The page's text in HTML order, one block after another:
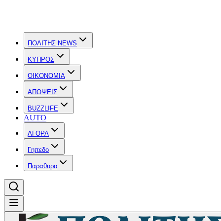
ΠΟΛΙΤΗΣ NEWS
ΚΥΠΡΟΣ
OIKONOMIA
ΑΠΟΨΕΙΣ
BUZZLIFE
AUTO
ΑΓΟΡΑ
Γηπεδο
Παραθυρο